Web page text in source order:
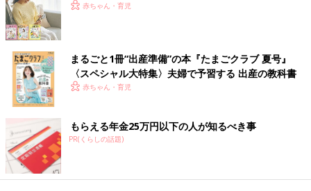
赤ちゃん・育児
まるごと1冊“出産準備”の本『たまごクラブ 夏号』
〈スペシャル大特集〉夫婦で予習する 出産の教科書
赤ちゃん・育児
もらえる年金25万円以下の人が知るべき事
PR(くらしの話題)